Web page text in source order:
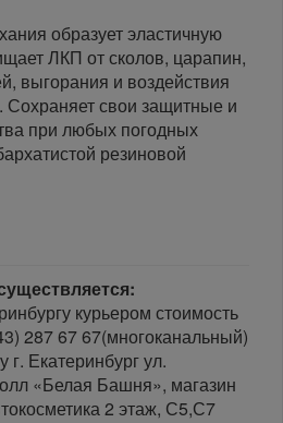
образует эластичную
ЛКП от сколов, царапин,
выгорания и воздействия
Сохраняет свои защитные и
при любых погодных
резиновой
курьером стоимость
287 67 67(многоканальный)
Екатеринбург ул.
«Белая Башня», магазин
2 этаж, С5,С7